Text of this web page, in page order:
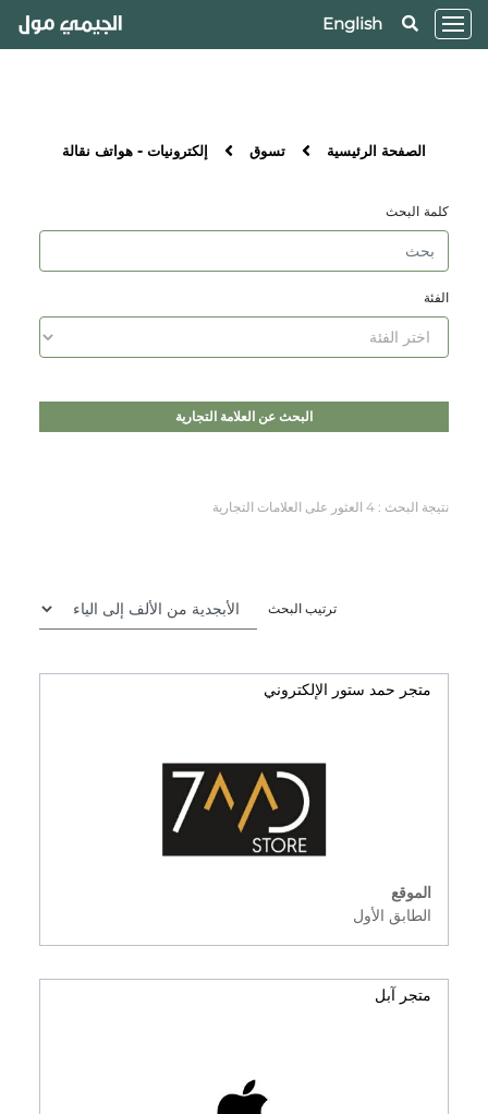
English
الصفحة الرئيسية تسوق إلكترونيات - هواتف نقالة
كلمة البحث
الفئة
نتيجة البحث : 4 العثور على العلامات التجارية
ترتيب البحث
متجر حمد ستور الإلكتروني
الموقع
الطابق الأول
متجر آبل